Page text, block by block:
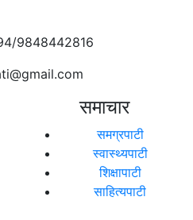
9848442816
समाचार
समग्रपाटी
स्वास्थ्यपाटी
शिक्षापाटी
साहित्यपाटी